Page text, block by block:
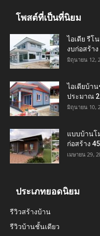
โพสต์ที่เป็นที่นิยม
ไอเดีย รีโ
งบก่อสร้า
มิถุนายน 12,
ไอเดียบ้า
ประมาณ
มิถุนายน 10,
แบบบ้านโ
ก่อสร้าง
เมษายน 29,
ประเภทยอดนิยม
รีวิวสร้างบ้าน
รีวิวบ้านชั้นเดียว